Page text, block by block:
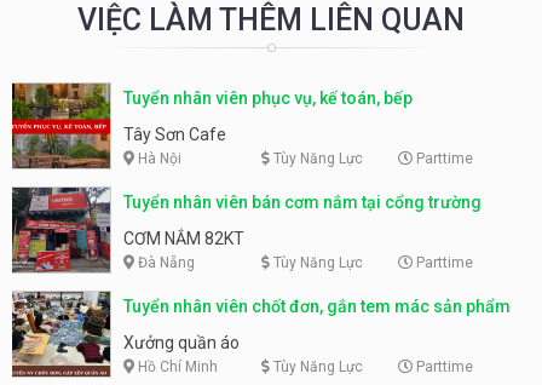
VIỆC LÀM THÊM LIÊN QUAN
Tuyển nhân viên phục vụ, kế toán, bếp
Tây Sơn Cafe
Hà Nội Tùy Năng Lực Parttime
Tuyển nhân viên bán cơm nắm tại cổng trường
CƠM NẮM 82KT
Đà Nẵng Tùy Năng Lực Parttime
Tuyển nhân viên chốt đơn, gắn tem mác sản phẩm
Xưởng quần áo
Hồ Chí Minh Tùy Năng Lực Parttime